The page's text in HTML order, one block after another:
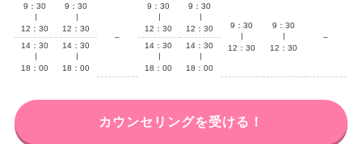
9：30
12：30
9：30
12：30
–
9：30
12：30
9：30
12：30
9：30
12：30
9：30
12：30
–
14：30
18：00
14：30
18：00
14：30
18：00
14：30
18：00
カウンセリングを受ける！